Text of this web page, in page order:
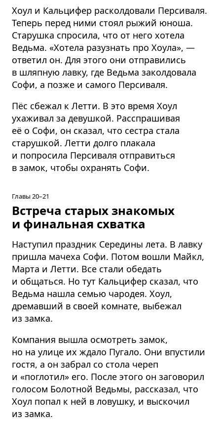
Хоул и Кальцифер расколдовали Персиваля.
Теперь перед ними стоял рыжий юноша.
Старушка спросила, что от него хотела
Ведьма. «Хотела разузнать про Хоула», —
ответил он. Для этого они отправились
в шляпную лавку, где Ведьма заколдовала
Софи, а позже и самого Персиваля.
Пёс сбежал к Летти. В это время Хоул
ухаживал за девушкой. Расспрашивая
её о Софи, он сказал, что сестра стала
старушкой. Летти долго плакала
и попросила Персиваля отправиться
в замок, чтобы охранять Софи.
Главы 20–21
Встреча старых знакомых
и финальная схватка
Наступил праздник Середины лета. В лавку
пришла мачеха Софи. Потом вошли Майкл,
Марта и Летти. Все стали обедать
и общаться. Но тут Кальцифер сказал, что
Ведьма нашла семью чародея. Хоул,
дремавший в своей комнате, выбежал
из замка.
Компания вышла осмотреть замок,
но на улице их ждало Пугало. Они впустили
гостя, а он забрал со стола череп
и «поглотил» его. После этого он заговорил
голосом Болотной Ведьмы, рассказал, что
Хоул попал к ней в ловушку, и выскочил
из замка.